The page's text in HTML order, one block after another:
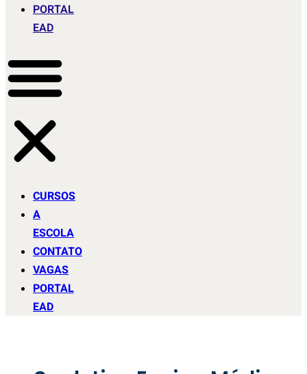
PORTAL
EAD
CURSOS
A
ESCOLA
CONTATO
VAGAS
PORTAL
EAD